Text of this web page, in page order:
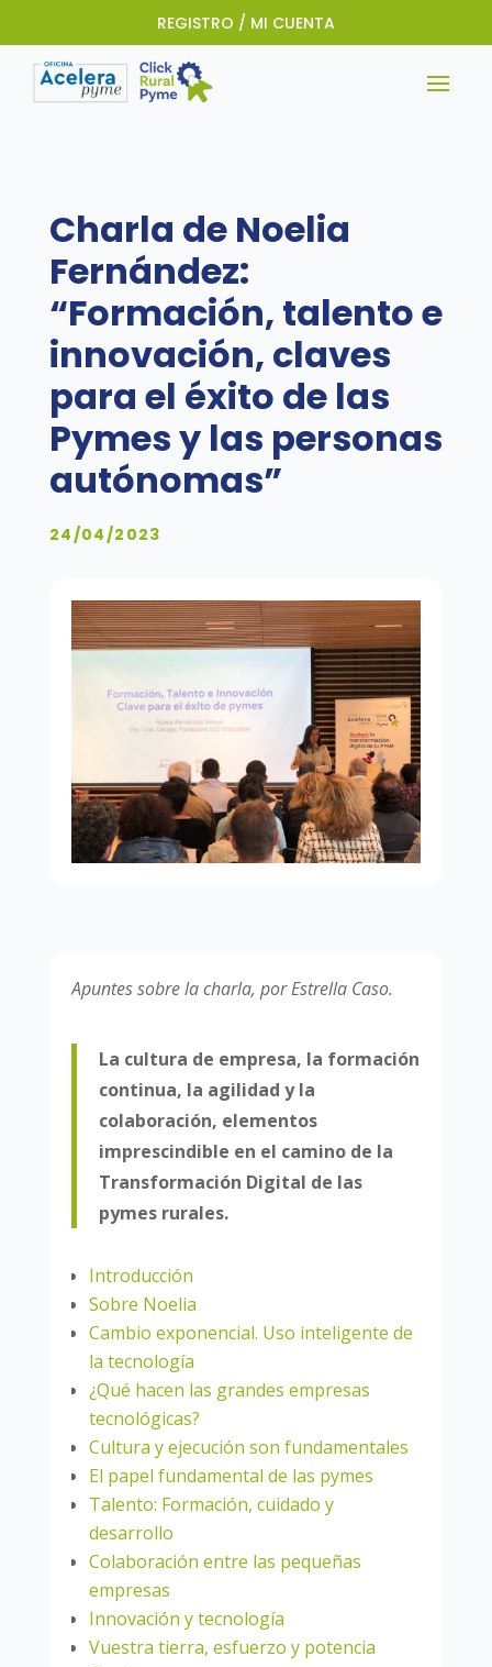
REGISTRO / MI CUENTA
Charla de Noelia
Fernández:
“Formación, talento e
innovación, claves
para el éxito de las
Pymes y las personas
autónomas”
24/04/2023
Apuntes sobre la charla, por Estrella Caso.
La cultura de empresa, la formación
continua, la agilidad y la
colaboración, elementos
imprescindible en el camino de la
Transformación Digital de las
pymes rurales.
Introducción
Sobre Noelia
Cambio exponencial. Uso inteligente de
la tecnología
¿Qué hacen las grandes empresas
tecnológicas?
Cultura y ejecución son fundamentales
El papel fundamental de las pymes
Talento: Formación, cuidado y
desarrollo
Colaboración entre las pequeñas
empresas
Innovación y tecnología
Vuestra tierra, esfuerzo y potencia